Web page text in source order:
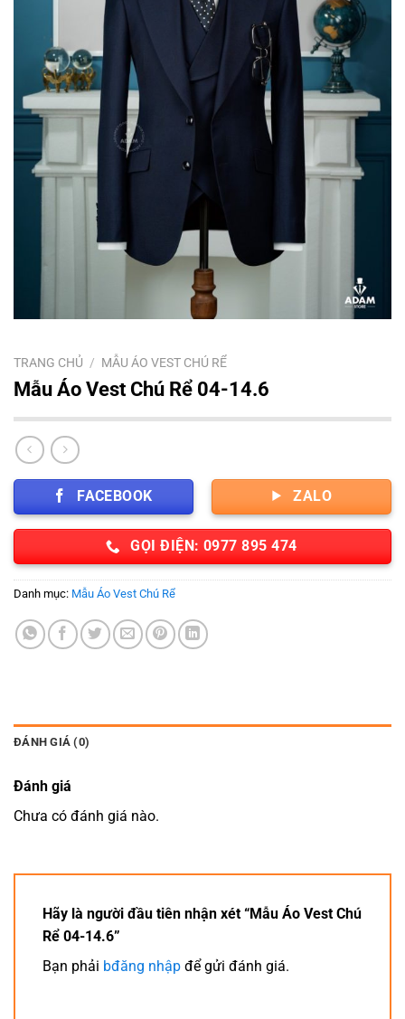
TRANG CHỦ / MẪU ÁO VEST CHÚ RỂ
Mẫu Áo Vest Chú Rể 04-14.6
FACEBOOK ZALO
GỌI ĐIỆN: 0977 895 474
Danh mục: Mẫu Áo Vest Chú Rể
ĐÁNH GIÁ (0)
Đánh giá
Chưa có đánh giá nào.
Hãy là người đầu tiên nhận xét “Mẫu Áo Vest Chú
Rể 04-14.6”
Bạn phải bđăng nhập để gửi đánh giá.